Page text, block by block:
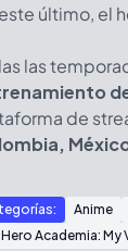
último, el
las
de
Anime
Academia: My